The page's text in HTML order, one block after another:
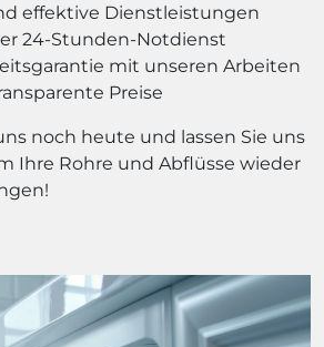
effektive Dienstleistungen
24-Stunden-Notdienst
mit unseren Arbeiten
Preise
noch heute und lassen Sie uns
Ihre Rohre und Abflüsse wieder